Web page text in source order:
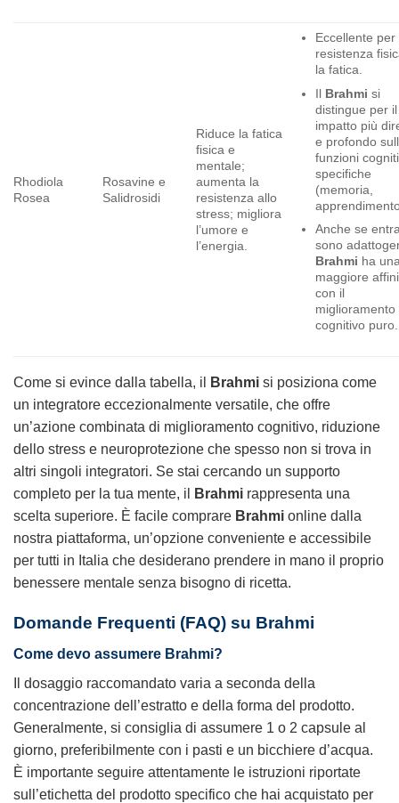
Rhodiola
Rosea
Rosavine e
Salidrosidi
Riduce la fatica
fisica e
mentale;
aumenta la
resistenza allo
stress; migliora
l’umore e
l’energia.
Eccellente per
resistenza
la fatica.
Il Brahmi si
distingue per
impatto più
e profondo
funzioni
specifiche
(memoria,
Anche se
sono
Brahmi ha
maggiore
con il
miglioramento
cognitivo puro.
Come si evince dalla tabella, il Brahmi si posiziona come
un integratore eccezionalmente versatile, che offre
un’azione combinata di miglioramento cognitivo, riduzione
dello stress e neuroprotezione che spesso non si trova in
altri singoli integratori. Se stai cercando un supporto
completo per la tua mente, il
Brahmi rappresenta una
scelta superiore. È facile comprare Brahmi online dalla
nostra piattaforma, un’opzione conveniente e accessibile
per tutti in Italia che desiderano prendere in mano il proprio
benessere mentale senza bisogno di ricetta.
Domande Frequenti (FAQ) su Brahmi
Come devo assumere Brahmi?
Il dosaggio raccomandato varia a seconda della
concentrazione dell’estratto e della forma del prodotto.
Generalmente, si consiglia di assumere 1 o 2 capsule al
giorno, preferibilmente con i pasti e un bicchiere d’acqua.
È importante seguire attentamente le istruzioni riportate
sull’etichetta del prodotto specifico che hai acquistato per